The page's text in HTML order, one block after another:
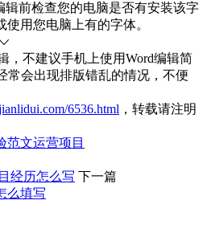
辑前检查您的电脑是否有安装该字
用您电脑上有的字体。
，不建议手机上使用Word编辑简
常会出现排版错乱的情况，不便
6536.html ，转载请注明
范文运营项目
经历怎么写 下一篇
么填写